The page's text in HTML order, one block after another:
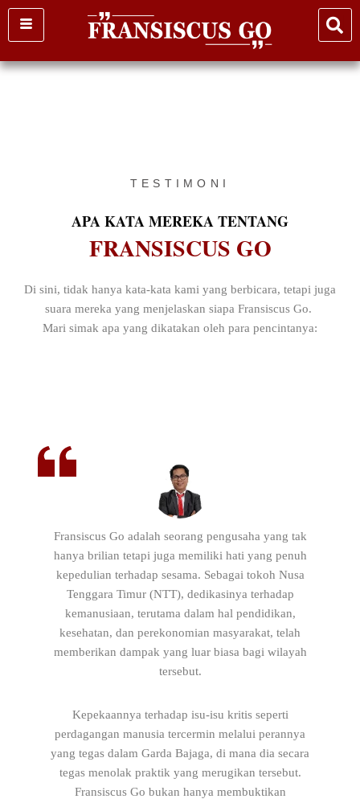
Skip
to
TESTIMONI
APA KATA MEREKA TENTANG
FRANSISCUS GO
Di sini, tidak hanya kata-kata kami yang berbicara, tetapi juga
suara mereka yang menjelaskan siapa Fransiscus Go.
Mari simak apa yang dikatakan oleh para pencintanya:
Fransiscus Go adalah seorang pengusaha yang tak
hanya brilian tetapi juga memiliki hati yang penuh
kepedulian terhadap sesama. Sebagai tokoh Nusa
Tenggara Timur (NTT), dedikasinya terhadap
kemanusiaan, terutama dalam hal pendidikan,
kesehatan, dan perekonomian masyarakat, telah
memberikan dampak yang luar biasa bagi wilayah
tersebut.
Kepekaannya terhadap isu-isu kritis seperti
perdagangan manusia tercermin melalui perannya
yang tegas dalam Garda Bajaga, di mana dia secara
tegas menolak praktik yang merugikan tersebut.
Fransiscus Go bukan hanya membuktikan